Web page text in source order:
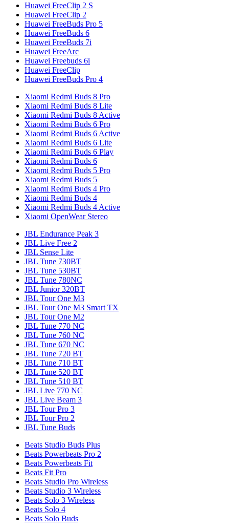
Huawei FreeClip 2 S
Huawei FreeClip 2
Huawei FreeBuds Pro 5
Huawei FreeBuds 6
Huawei FreeBuds 7i
Huawei FreeArc
Huawei Freebuds 6i
Huawei FreeClip
Huawei FreeBuds Pro 4
Xiaomi Redmi Buds 8 Pro
Xiaomi Redmi Buds 8 Lite
Xiaomi Redmi Buds 8 Active
Xiaomi Redmi Buds 6 Pro
Xiaomi Redmi Buds 6 Active
Xiaomi Redmi Buds 6 Lite
Xiaomi Redmi Buds 6 Play
Xiaomi Redmi Buds 6
Xiaomi Redmi Buds 5 Pro
Xiaomi Redmi Buds 5
Xiaomi Redmi Buds 4 Pro
Xiaomi Redmi Buds 4
Xiaomi Redmi Buds 4 Active
Xiaomi OpenWear Stereo
JBL Endurance Peak 3
JBL Live Free 2
JBL Sense Lite
JBL Tune 730BT
JBL Tune 530BT
JBL Tune 780NC
JBL Junior 320BT
JBL Tour One M3
JBL Tour One M3 Smart TX
JBL Tour One M2
JBL Tune 770 NC
JBL Tune 760 NC
JBL Tune 670 NC
JBL Tune 720 BT
JBL Tune 710 BT
JBL Tune 520 BT
JBL Tune 510 BT
JBL Live 770 NC
JBL Live Beam 3
JBL Tour Pro 3
JBL Tour Pro 2
JBL Tune Buds
Beats Studio Buds Plus
Beats Powerbeats Pro 2
Beats Powerbeats Fit
Beats Fit Pro
Beats Studio Pro Wireless
Beats Studio 3 Wireless
Beats Solo 3 Wireless
Beats Solo 4
Beats Solo Buds